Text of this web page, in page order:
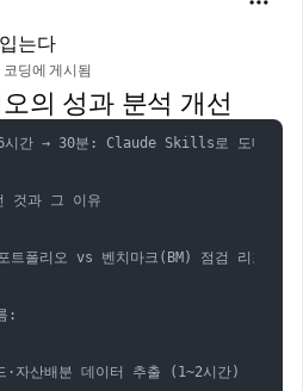
는다
딩에 게시됨
의 성과 분석 개선
간 → 30분: Claude Skills로 도메인 전
것과 그 이유
트폴리오 vs 벤치마크(BM) 점검 리포트
:
·자산배분 데이터 추출 (1~2시간)